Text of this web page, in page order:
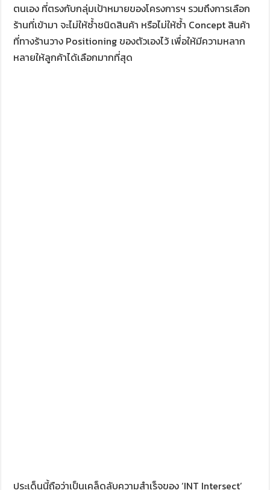
ตนเอง ที่ตรงกับกลุ่มเป้าหมายของโครงการฯ รวมถึงการเลือก
ร้านที่เข้ามา จะไม่ให้ซ้ำชนิดสินค้า หรือไม่ให้ซ้ำ Concept สินค้า
ที่ทางร้านวาง Positioning ของตัวเองไว้ เพื่อให้มีความหลาก
หลายให้ลูกค้าได้เลือกมากที่สุด
ประเด็นนี้ถือว่าเป็นเคล็ดลับความสำเร็จของ ‘INT Intersect’